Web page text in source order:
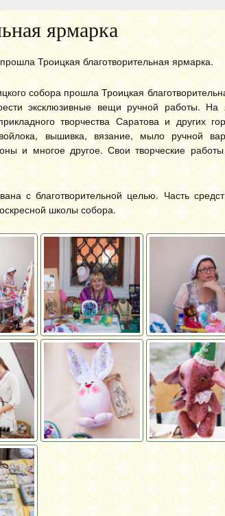
ярмарка
Троицкая благотворительная ярмарка.
собора прошла Троицкая
эксклюзивные вещи ручной работы. На
творчества Саратова и других
вышивка, вязание, мыло ручной
и многое другое. Свои творческие работы
с благотворительной целью. Часть
школы собора.